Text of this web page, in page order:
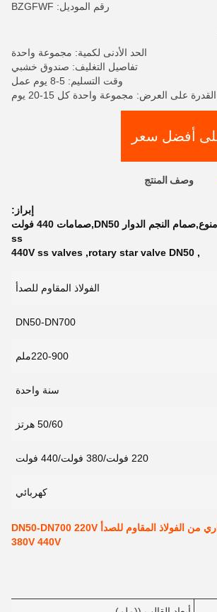
رقم الموديل: BZGFWF
الحد الأدنى لكمية: مجموعة واحدة
تفاصيل التغليف: صندوق خشبي
وقت التسليم: 5-8 يوم عمل
القدرة على العرض: مجموعة واحدة كل 15-20 يوم
أفضل سعر
وصف المنتج
إبراز:
صمام النجم الدوار منوع,صمام النجم الدوار DN50,صمامات 440 فولت
ss
,
rotary star valve DN50
,
440V ss valves
الفولاذ المقاوم للصدأ
DN50-DN700
220-900ملم
سنة واحدة
50/60 هرتز
220 فولت/380 فولت/440 فولت
كهربائي
صمام النجم الدواري من الفولاذ المقاوم للصدأ DN50-DN700 220V
380V 440V